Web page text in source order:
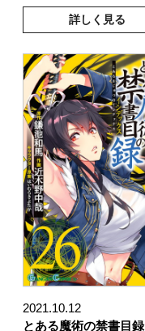
詳しく見る
2021.10.12
とある魔術の禁書目録